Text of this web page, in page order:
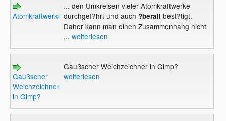
Atomkraftwerke?
... den Umkreisen vieler Atomkraftwerke
durchgef?hrt und auch ?berall best?tigt.
Daher kann man einen Zusammenhang nicht
... weiterlesen
Gaußscher
Weichzeichner
in Gimp?
Gaußscher Weichzeichner in Gimp?
weiterlesen